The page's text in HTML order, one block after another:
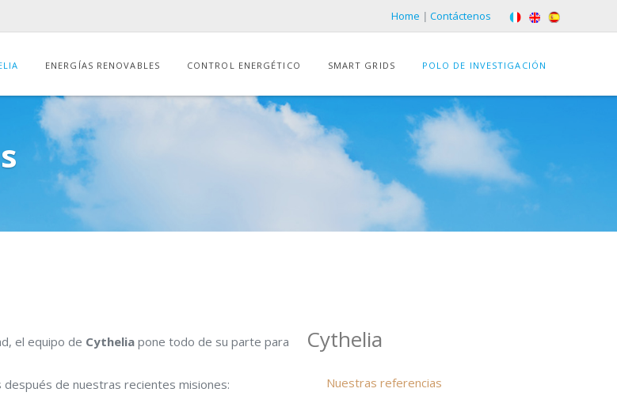
Home | Contáctenos
ENERGÍAS RENOVABLES CONTROL ENERGÉTICO SMART GRIDS POLO DE INVESTIGACIÓN
el equipo de Cythelia pone todo de su parte para
de nuestras recientes misiones:
Cythelia
Nuestras referencias